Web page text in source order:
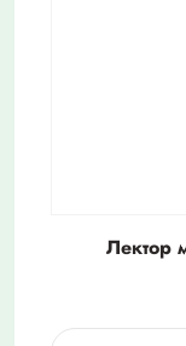
Лектор